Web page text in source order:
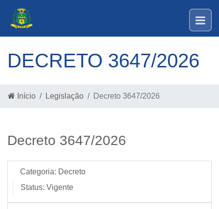
DECRETO 3647/2026
Início Legislação Decreto 3647/2026
Decreto 3647/2026
Categoria: Decreto
Status: Vigente